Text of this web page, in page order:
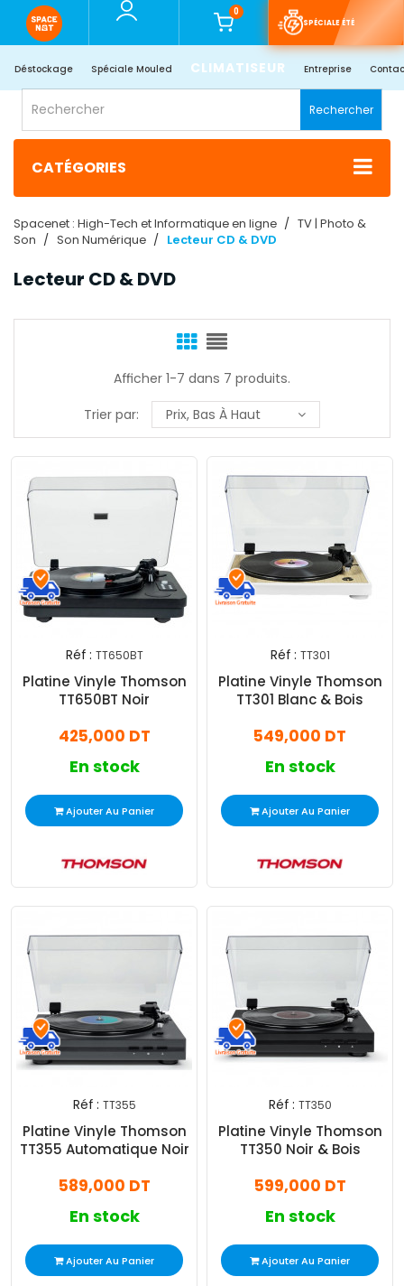
0
SPÉCIALE ÉTÉ
Déstockage Spéciale Mouled CLIMATISEUR Entreprise
Rechercher
CATÉGORIES
Spacenet : High-Tech et Informatique en ligne
TV | Photo &
Son
Son Numérique Lecteur CD & DVD
Lecteur CD & DVD
Afficher 1-7 dans 7 produits.
Trier par:
Prix, Bas À Haut
Réf : TT650BT
Platine Vinyle Thomson
TT650BT Noir
425,000 DT
En stock
Ajouter Au Panier
Réf : TT301
Platine Vinyle Thomson
TT301 Blanc & Bois
549,000 DT
En stock
Ajouter Au Panier
Réf : TT355
Platine Vinyle Thomson
TT355 Automatique Noir
589,000 DT
En stock
Ajouter Au Panier
Réf : TT350
Platine Vinyle Thomson
TT350 Noir & Bois
599,000 DT
En stock
Ajouter Au Panier